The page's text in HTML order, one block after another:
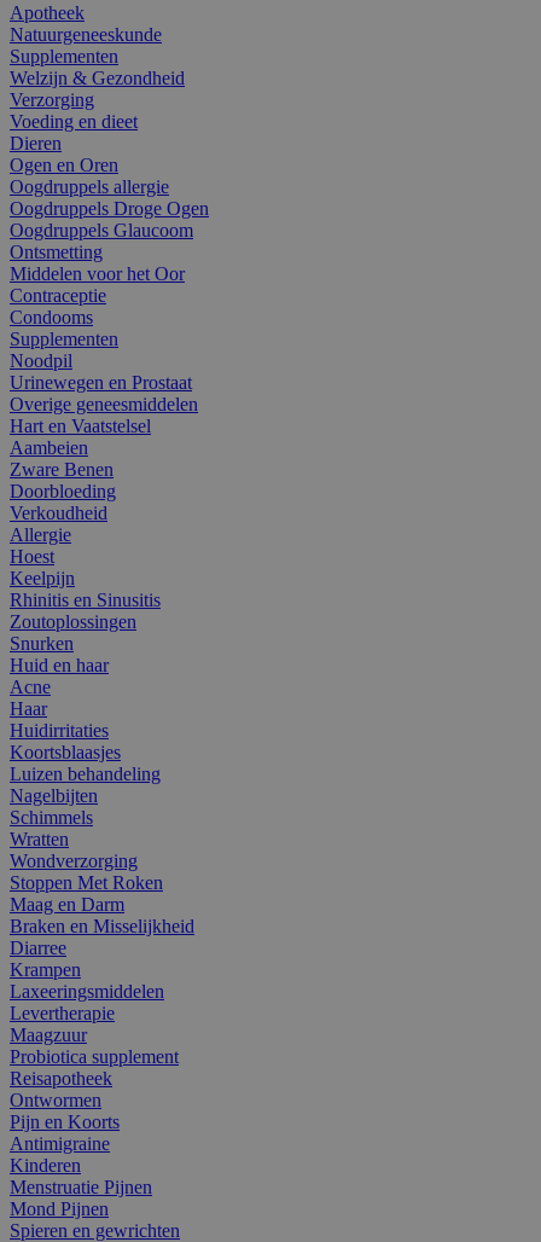
Apotheek
Natuurgeneeskunde
Supplementen
Welzijn & Gezondheid
Verzorging
Voeding en dieet
Dieren
Ogen en Oren
Oogdruppels allergie
Oogdruppels Droge Ogen
Oogdruppels Glaucoom
Ontsmetting
Middelen voor het Oor
Contraceptie
Condooms
Supplementen
Noodpil
Urinewegen en Prostaat
Overige geneesmiddelen
Hart en Vaatstelsel
Aambeien
Zware Benen
Doorbloeding
Verkoudheid
Allergie
Hoest
Keelpijn
Rhinitis en Sinusitis
Zoutoplossingen
Snurken
Huid en haar
Acne
Haar
Huidirritaties
Koortsblaasjes
Luizen behandeling
Nagelbijten
Schimmels
Wratten
Wondverzorging
Stoppen Met Roken
Maag en Darm
Braken en Misselijkheid
Diarree
Krampen
Laxeeringsmiddelen
Levertherapie
Maagzuur
Probiotica supplement
Reisapotheek
Ontwormen
Pijn en Koorts
Antimigraine
Kinderen
Menstruatie Pijnen
Mond Pijnen
Spieren en gewrichten